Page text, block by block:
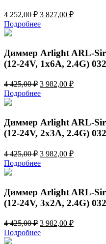
4 252,00₽ Первоначальная
цена
составляла
252,00 ₽.
3 827,00 ₽Текущая
Подробнее
Диммер Arlight ARL-
(12-24V, 1x6A, 2.4G)
4 425,00₽ Первоначальная
цена
составляла
425,00 ₽.
3 982,00 ₽Текущая
Подробнее
Диммер Arlight ARL-
(12-24V, 2x3A, 2.4G)
4 425,00₽ Первоначальная
цена
составляла
425,00 ₽.
3 982,00 ₽Текущая
Подробнее
Диммер Arlight ARL-
(12-24V, 3x2A, 2.4G)
4 425,00₽ Первоначальная
цена
составляла
3 982,00 ₽Текущая
Подробнее